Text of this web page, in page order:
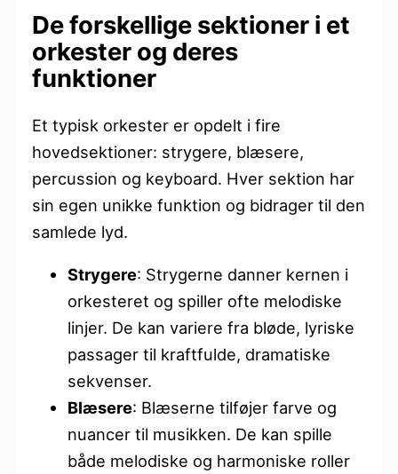
De forskellige sektioner i et
orkester og deres
funktioner
Et typisk orkester er opdelt i fire
hovedsektioner: strygere, blæsere,
percussion og keyboard. Hver sektion har
sin egen unikke funktion og bidrager til den
samlede lyd.
Strygere: Strygerne danner kernen i
orkesteret og spiller ofte melodiske
linjer. De kan variere fra bløde, lyriske
passager til kraftfulde, dramatiske
sekvenser.
Blæsere: Blæserne tilføjer farve og
nuancer til musikken. De kan spille
både melodiske og harmoniske roller